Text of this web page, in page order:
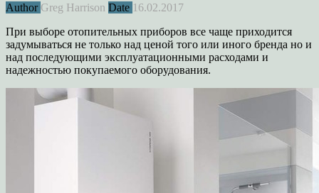
Author Greg Harrison Date 16.02.2017
При выборе отопительных приборов все чаще приходится
задумываться не только над ценой того или иного бренда но и
над последующими эксплуатационными расходами и
надежностью покупаемого оборудования.